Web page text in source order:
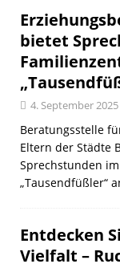
bietet
4. September 2025
Beratungsstelle
Eltern der Städte
Sprechstunden
„Tausendfüßler“
Entdecken
Vielfalt –